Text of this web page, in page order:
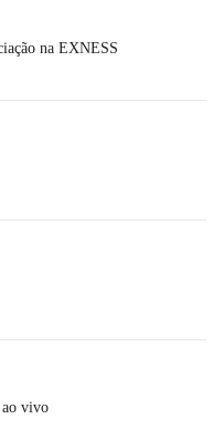
na EXNESS
ao vivo